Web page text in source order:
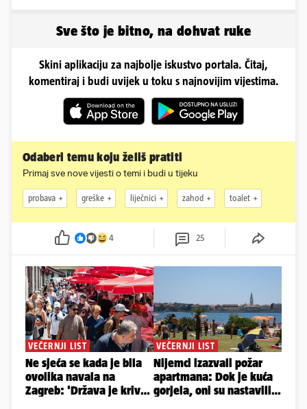
Sve što je bitno, na dohvat ruke
Skini aplikaciju za najbolje iskustvo portala. Čitaj,
komentiraj i budi uvijek u toku s najnovijim vijestima.
Odaberi temu koju želiš pratiti
Primaj sve nove vijesti o temi i budi u tijeku
probava greške liječnici zahod toalet
4 25